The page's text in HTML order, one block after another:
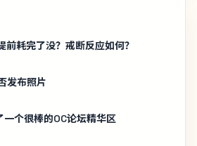
耗完了没？戒断反应如何？
发布照片
个很棒的OC论坛精华区